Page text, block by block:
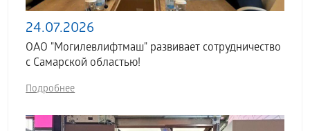
24.07.2026
ОАО "Могилевлифтмаш" развивает сотрудничество
с Самарской областью!
Подробнее